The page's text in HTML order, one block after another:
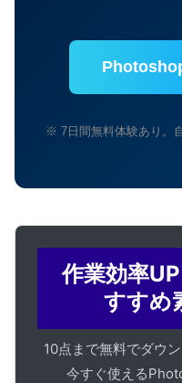
※ 7日間無料体験あり。
作業効率
すすめ
10点まで無料でダウ
今すぐ使える